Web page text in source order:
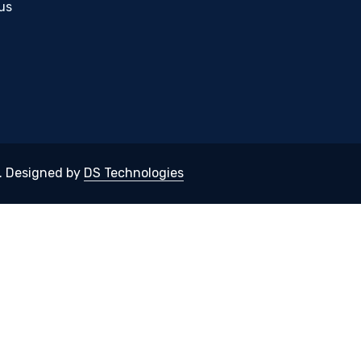
Designed by DS Technologies